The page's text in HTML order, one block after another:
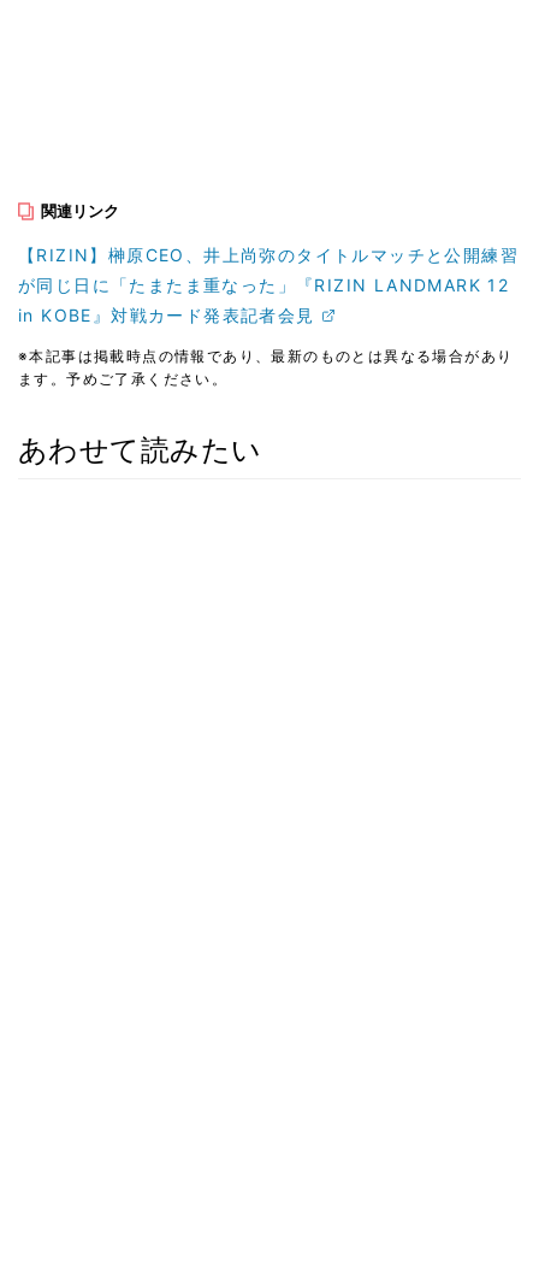
関連リンク
【RIZIN】榊原CEO、井上尚弥のタイトルマッチと公開練習
が同じ日に「たまたま重なった」『RIZIN LANDMARK 12
in KOBE』対戦カード発表記者会見
※本記事は掲載時点の情報であり、最新のものとは異なる場合があり
ます。予めご了承ください。
あわせて読みたい